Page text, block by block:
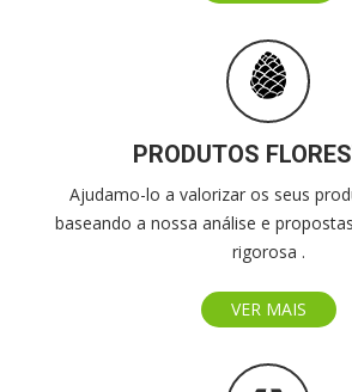
PRODUTOS
Ajudamo-lo a valorizar os seus
baseando a nossa análise e
rigorosa .
VER MAIS